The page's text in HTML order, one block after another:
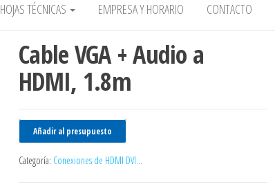
HOJAS TÉCNICAS EMPRESA Y HORARIO CONTACTO
Cable VGA + Audio a
HDMI, 1.8m
Añadir al presupuesto
Categoría: Conexiones de HDMI DVI...